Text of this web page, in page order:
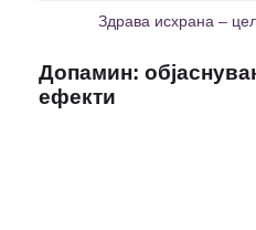
Здрава исхрана –
Допамин:
ефекти